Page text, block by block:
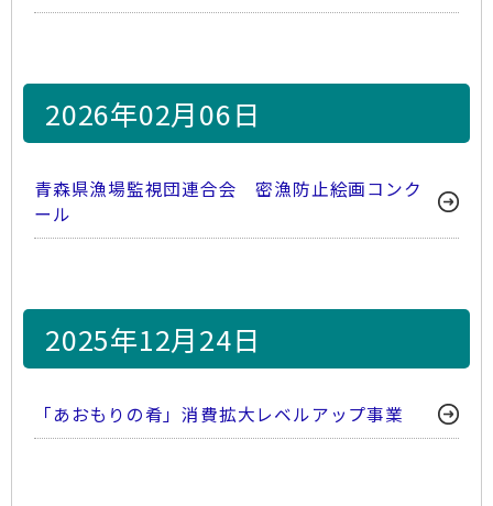
2026年02月06日
青森県漁場監視団連合会 密漁防止絵画コンク
ール
2025年12月24日
「あおもりの肴」消費拡大レベルアップ事業